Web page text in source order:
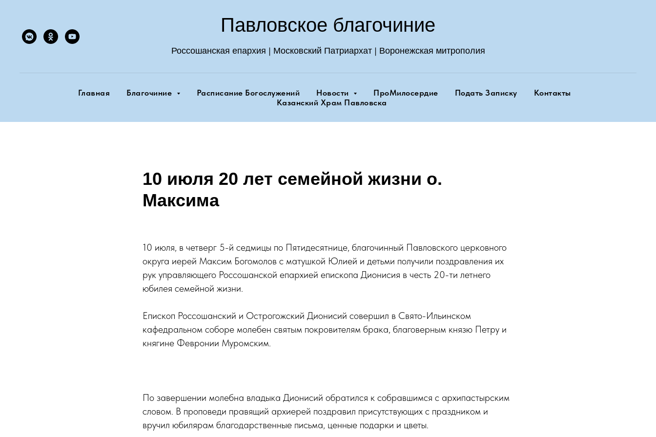
Павловское благочиние
Россошанская епархия | Московский Патриархат | Воронежская митрополия
Главная Благочиние Расписание Богослужений Новости ПроМилосердие Подать Записку
Контакты
Казанский Храм Павловска
10 июля 20 лет семейной жизни о.
Максима
10 июля, в четверг 5-й седмицы по Пятидесятнице, благочинный Павловского церковного
округа иерей Максим Богомолов с матушкой Юлией и детьми получили поздравления их
рук управляющего Россошанской епархией епископа Дионисия в честь 20-ти летнего
юбилея семейной жизни.
Епископ Россошанский и Острогожский Дионисий совершил в Свято-Ильинском
кафедральном соборе молебен святым покровителям брака, благоверным князю Петру и
княгине Февронии Муромским.
По завершении молебна владыка Дионисий обратился к собравшимся с архипастырским
словом. В проповеди правящий архиерей поздравил присутствующих с праздником и
вручил юбилярам благодарственные письма, ценные подарки и цветы.